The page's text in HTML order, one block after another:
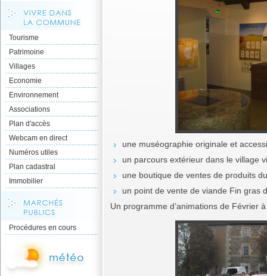
Tourisme
Patrimoine
Villages
Economie
Environnement
Associations
Plan d'accès
Webcam en direct
Numéros utiles
Plan cadastral
Immobilier
Procédures en cours
une muséographie originale et
un parcours extérieur dans le village
une boutique de ventes de produits
un point de vente de viande Fin gras
Un programme d’animations de Février